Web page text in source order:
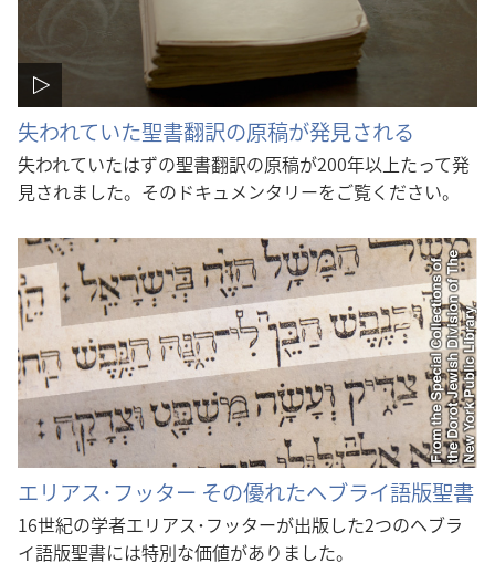
失われていた聖書翻訳の原稿が発見される
失われていたはずの聖書翻訳の原稿が200年以上たって発
見されました。そのドキュメンタリーをご覧ください。
エリアス･フッター その優れたヘブライ語版聖書
16世紀の学者エリアス･フッターが出版した2つのヘブラ
イ語版聖書には特別な価値がありました。